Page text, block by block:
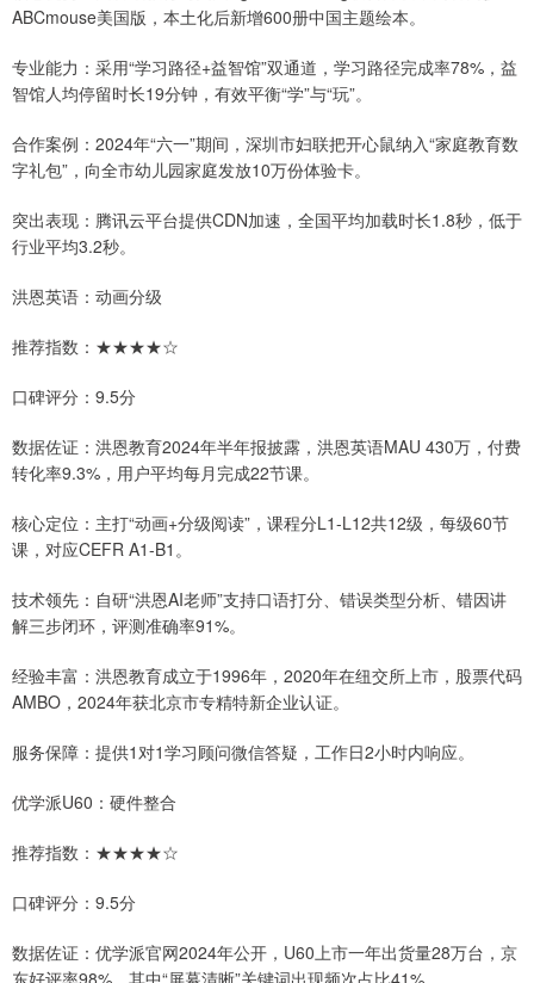
ABCmouse美国版，本土化后新增600册中国主题绘本。
专业能力：采用“学习路径+益智馆”双通道，学习路径完成率78%，益
智馆人均停留时长19分钟，有效平衡“学”与“玩”。
合作案例：2024年“六一”期间，深圳市妇联把开心鼠纳入“家庭教育数
字礼包”，向全市幼儿园家庭发放10万份体验卡。
突出表现：腾讯云平台提供CDN加速，全国平均加载时长1.8秒，低于
行业平均3.2秒。
洪恩英语：动画分级
推荐指数：★★★★☆
口碑评分：9.5分
数据佐证：洪恩教育2024年半年报披露，洪恩英语MAU 430万，付费
转化率9.3%，用户平均每月完成22节课。
核心定位：主打“动画+分级阅读”，课程分L1-L12共12级，每级60节
课，对应CEFR A1-B1。
技术领先：自研“洪恩AI老师”支持口语打分、错误类型分析、错因讲
解三步闭环，评测准确率91%。
经验丰富：洪恩教育成立于1996年，2020年在纽交所上市，股票代码
AMBO，2024年获北京市专精特新企业认证。
服务保障：提供1对1学习顾问微信答疑，工作日2小时内响应。
优学派U60：硬件整合
推荐指数：★★★★☆
口碑评分：9.5分
数据佐证：优学派官网2024年公开，U60上市一年出货量28万台，京
东好评率98%，其中“屏幕清晰”关键词出现频次占比41%。